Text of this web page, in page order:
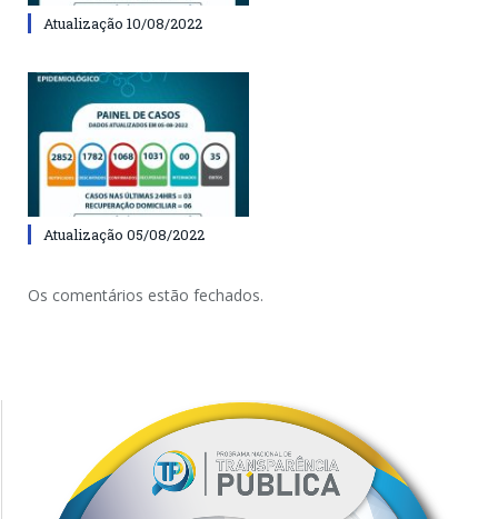
Atualização 10/08/2022
Atualização 05/08/2022
Os comentários estão fechados.